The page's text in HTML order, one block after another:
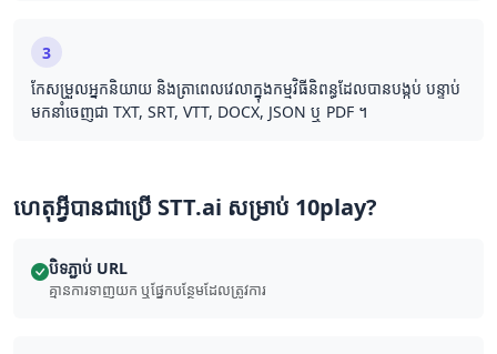
3
កែសម្រួល​អ្នក​និយាយ និង​ត្រា​ពេលវេលា​ក្នុង​កម្មវិធី​និពន្ធ​ដែល​បាន​បង្កប់ បន្ទាប់​
មក​នាំចេញ​ជា TXT, SRT, VTT, DOCX, JSON ឬ PDF ។
ហេតុអ្វីបានជាប្រើ STT.ai សម្រាប់ 10play?
បិទភ្ជាប់ URL
គ្មាន​ការ​ទាញយក ឬ​ផ្នែក​បន្ថែម​ដែល​ត្រូវការ